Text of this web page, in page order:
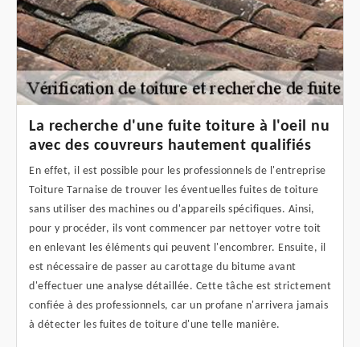
La recherche d'une fuite toiture à l'oeil nu
avec des couvreurs hautement qualifiés
En effet, il est possible pour les professionnels de l'entreprise
Toiture Tarnaise de trouver les éventuelles fuites de toiture
sans utiliser des machines ou d'appareils spécifiques. Ainsi,
pour y procéder, ils vont commencer par nettoyer votre toit
en enlevant les éléments qui peuvent l'encombrer. Ensuite, il
est nécessaire de passer au carottage du bitume avant
d'effectuer une analyse détaillée. Cette tâche est strictement
confiée à des professionnels, car un profane n'arrivera jamais
à détecter les fuites de toiture d'une telle manière.